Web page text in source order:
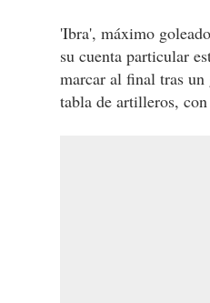
'Ibra', máximo
su cuenta particular
marcar al final tras un
tabla de artilleros,